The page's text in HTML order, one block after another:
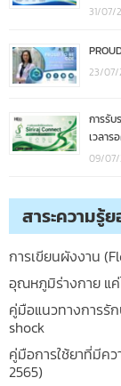
31/07/
23/07/
การรับ
เวลาร
09/
สาระความรู้
การเขียนผังงาน
อุณหภูมิร่างกาย แค่
คู่มือแนวทางการรั
shock
คู่มือการใช้ยาที่มีค
2565)